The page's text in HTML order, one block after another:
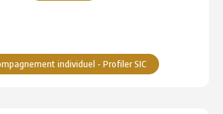
individuel - Profiler SIC